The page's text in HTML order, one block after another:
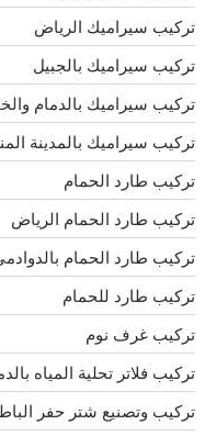
تركيب سيراميك الرياض
تركيب سيراميك بالجبيل
تركيب سيراميك بالدمام
تركيب سيراميك بالمدينة
تركيب طارد الحمام
تركيب طارد الحمام الرياض
تركيب طارد الحمام
تركيب طارد للحمام
تركيب غرف نوم
تركيب فلاتر تحلية المياه
تركيب وتصنيع شتر حفر